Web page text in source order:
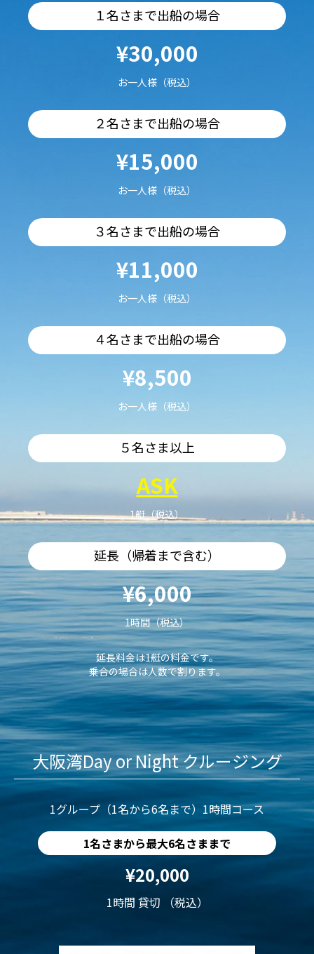
１名さまで出船の場合
¥30,000
お一人様（税込）
２名さまで出船の場合
¥15,000
お一人様（税込）
３名さまで出船の場合
¥11,000
お一人様（税込）
４名さまで出船の場合
¥8,500
お一人様（税込）
５名さま以上
ASK
1艇（税込）
延長（帰着まで含む）
¥6,000
1時間（税込）
延長料金は1艇の料金です。
乗合の場合は人数で割ります。
大阪湾Day or Night クルージング
1グループ（1名から6名まで）1時間コース
1名さまから最大6名さままで
¥20,000
1時間 貸切 （税込）